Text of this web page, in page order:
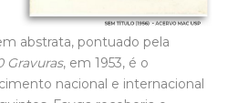
abstrata, pontuado pela
Gravuras, em 1953, é o
nacional e internacional